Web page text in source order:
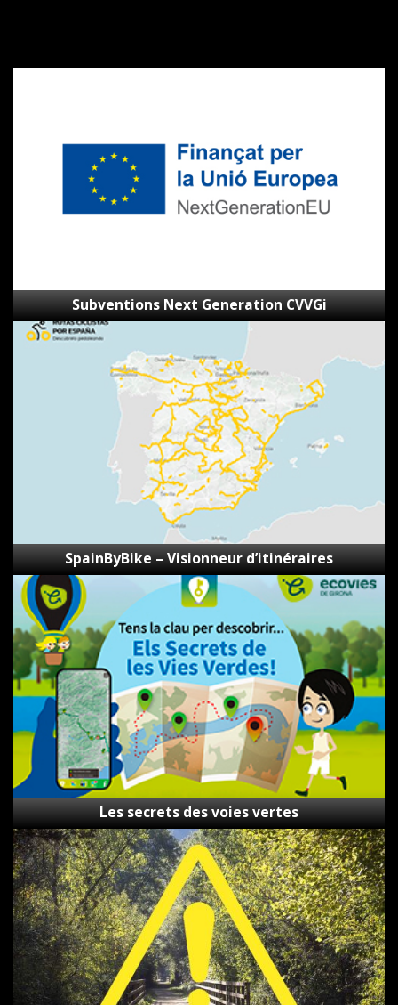
Subventions Next Generation CVVGi
SpainByBike
SpainByBike – Visionneur d’itinéraires
Les
secrets
des
voies
vertes
Les secrets des voies vertes
Formulaire
d’Incidents